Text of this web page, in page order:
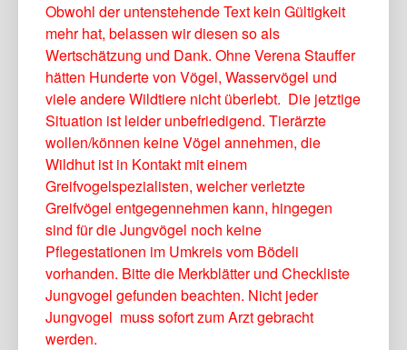
Obwohl der untenstehende Text kein Gültigkeit
mehr hat, belassen wir diesen so als
Wertschätzung und Dank. Ohne Verena Stauffer
hätten Hunderte von Vögel, Wasservögel und
viele andere Wildtiere nicht überlebt. Die jetztige
Situation ist leider unbefriedigend. Tierärzte
wollen/können keine Vögel annehmen, die
Wildhut ist in Kontakt mit einem
Greifvogelspezialisten, welcher verletzte
Greifvögel entgegennehmen kann, hingegen
sind für die Jungvögel noch keine
Pflegestationen im Umkreis vom Bödeli
vorhanden. Bitte die Merkblätter und Checkliste
Jungvogel gefunden beachten. Nicht jeder
Jungvogel muss sofort zum Arzt gebracht
werden.